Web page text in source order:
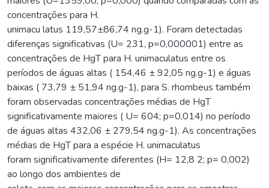
concentrações para H.
unimacu latus 119,57±86,74 ng.g-1). Foram detectadas
diferenças significativas (U= 231, p=0,000001) entre as
concentrações de HgT para H. unimaculatus entre os
períodos de águas altas ( 154,46 ± 92,05 ng.g-1) e águas
baixas ( 73,79 ± 51,94 ng.g-1), para S. rhombeus também
foram observadas concentrações médias de HgT
significativamente maiores ( U= 604; p=0,014) no período
de águas altas 432,06 ± 279,54 ng.g-1). As concentrações
médias de HgT para a espécie H. unimaculatus
foram significativamente diferentes (H= 12,8 2; p= 0,002)
ao longo dos ambientes de